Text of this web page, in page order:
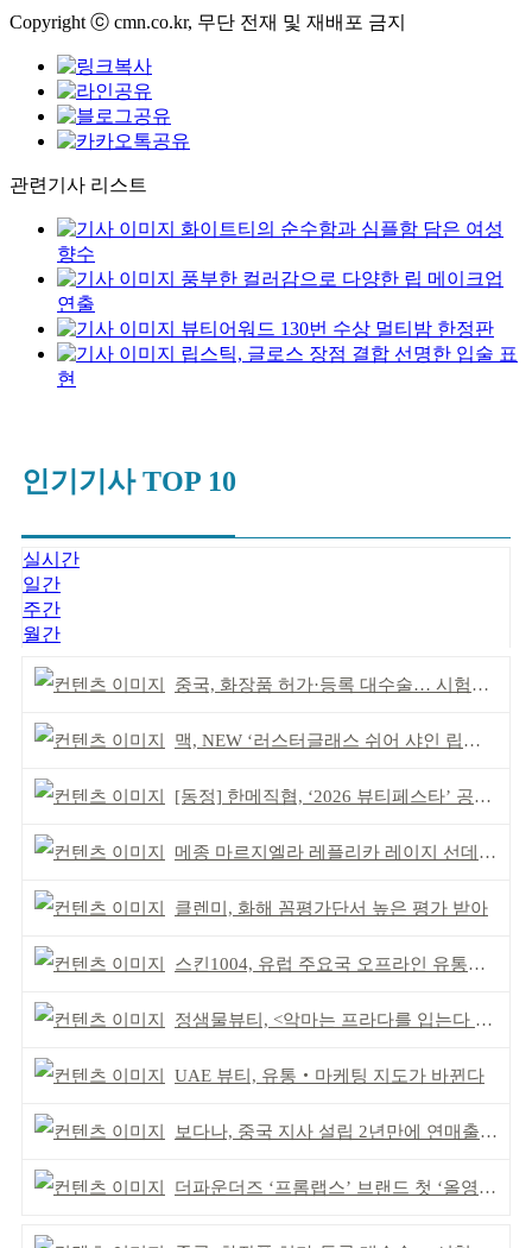
Copyright ⓒ cmn.co.kr, 무단 전재 및 재배포 금지
관련기사 리스트
화이트티의 순수함과 심플함 담은 여성
향수
풍부한 컬러감으로 다양한 립 메이크업
연출
뷰티어워드 130번 수상 멀티밤 한정판
립스틱, 글로스 장점 결합 선명한 입술 표
현
인기기사 TOP 10
실시간
일간
주간
월간
중국, 화장품 허가·등록 대수술… 시험자료 공용 허용
맥, NEW ‘러스터글래스 쉬어 샤인 립스틱’ 출시
[동정] 한메직협, ‘2026 뷰티페스타’ 공동 주최
메종 마르지엘라 레플리카 레이지 선데이 모닝 디퓨저
클렌미, 화해 꼼평가단서 높은 평가 받아
스킨1004, 유럽 주요국 오프라인 유통망 확대
정샘물뷰티, <악마는 프라다를 입는다 2> 특별한 협업
UAE 뷰티, 유통‧마케팅 지도가 바뀐다
보다나, 중국 지사 설립 2년만에 연매출 120억 돌파
더파운더즈 ‘프롬랩스’ 브랜드 첫 ‘올영픽’ 선정